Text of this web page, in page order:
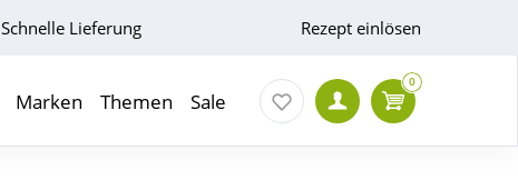
Schnelle Lieferung Rezept einlösen
Marken Themen Sale
0